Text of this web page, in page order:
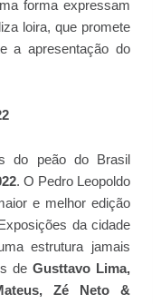
forma expressam
loira, que promete
a apresentação do
do peão do Brasil
. O Pedro Leopoldo
e melhor edição
da cidade
estrutura jamais
de Gusttavo Lima,
Zé Neto &